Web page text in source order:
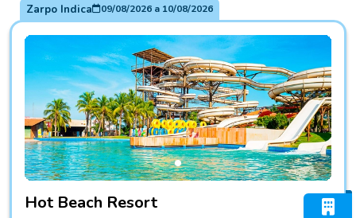
Zarpo Indica 09/08/2026a 10/08/2026
Hot Beach Resort